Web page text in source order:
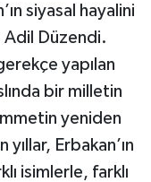
siyasal hayalini
Adil Düzendi.
yapılan
bir milletin
yeniden
Erbakan’ın
isimlerle, farklı